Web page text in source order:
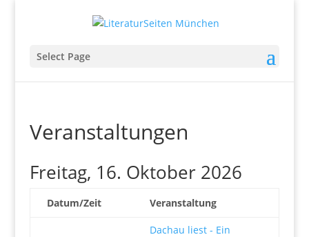
Select Page
Veranstaltungen
Freitag, 16. Oktober 2026
Datum/Zeit Veranstaltung
Dachau liest - Ein